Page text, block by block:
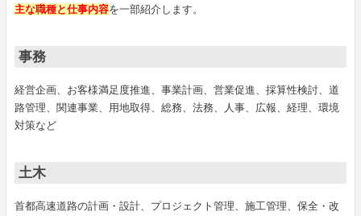
主な職種と仕事内容を一部紹介します。
事務
経営企画、お客様満足度推進、事業計画、営業促進、採算性検討、道
路管理、関連事業、用地取得、総務、法務、人事、広報、経理、環境
対策など
土木
首都高速道路の計画・設計、プロジェクト管理、施工管理、保全・改